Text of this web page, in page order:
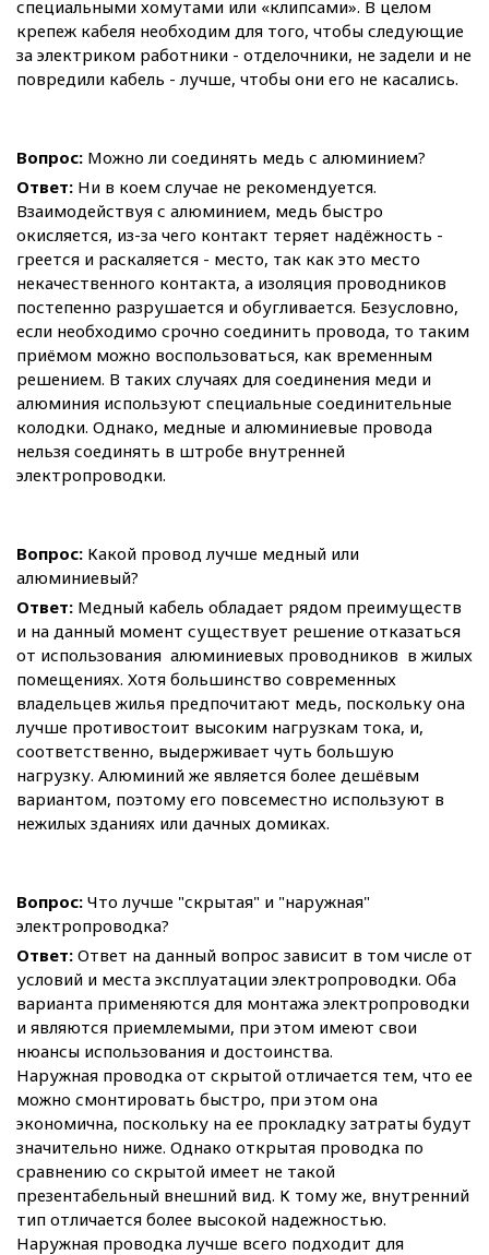
специальными хомутами или «клипсами». В целом
крепеж кабеля необходим для того, чтобы следующие
за электриком работники - отделочники, не задели и не
повредили кабель - лучше, чтобы они его не касались.
Вопрос: Можно ли соединять медь с алюминием?
Ответ: Ни в коем случае не рекомендуется.
Взаимодействуя с алюминием, медь быстро
окисляется, из-за чего контакт теряет надёжность -
греется и раскаляется - место, так как это место
некачественного контакта, а изоляция проводников
постепенно разрушается и обугливается. Безусловно,
если необходимо срочно соединить провода, то таким
приёмом можно воспользоваться, как временным
решением. В таких случаях для соединения меди и
алюминия используют специальные соединительные
колодки. Однако, медные и алюминиевые провода
нельзя соединять в штробе внутренней
электропроводки.
Вопрос: Какой провод лучше медный или
алюминиевый?
Ответ: Медный кабель обладает рядом преимуществ
и на данный момент существует решение отказаться
от использования алюминиевых проводников в жилых
помещениях. Хотя большинство современных
владельцев жилья предпочитают медь, поскольку она
лучше противостоит высоким нагрузкам тока, и,
соответственно, выдерживает чуть большую
нагрузку. Алюминий же является более дешёвым
вариантом, поэтому его повсеместно используют в
нежилых зданиях или дачных домиках.
Вопрос: Что лучше "скрытая" и "наружная"
электропроводка?
Ответ: Ответ на данный вопрос зависит в том числе от
условий и места эксплуатации электропроводки. Оба
варианта применяются для монтажа электропроводки
и являются приемлемыми, при этом имеют свои
нюансы использования и достоинства.
Наружная проводка от скрытой отличается тем, что ее
можно смонтировать быстро, при этом она
экономична, поскольку на ее прокладку затраты будут
значительно ниже. Однако открытая проводка по
сравнению со скрытой имеет не такой
презентабельный внешний вид. К тому же, внутренний
тип отличается более высокой надежностью.
Наружная проводка лучше всего подходит для